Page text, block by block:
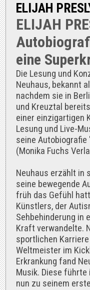
ELIJAH
ELIJAH
eine
Die Lesung und
Neuhaus, bekannt
nachdem sie in
und Kreuztal
einer einzigartigen
Lesung und Live-
seine
(Monika Fuchs
Neuhaus erzählt in
seine bewegende
früh das Gefühl
Künstlers, der
Sehbehinderung in
Kraft verwandelte.
sportlichen
Weltmeister im
Erkrankung fand
Musik. Diese führte
nun zu seinem